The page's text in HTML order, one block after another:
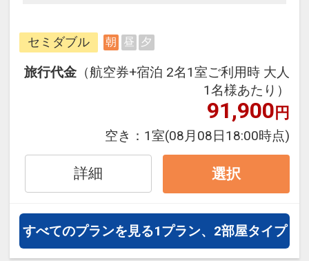
できるダイナミックパッケージだか
ら、一都市滞在はもちろん周遊旅行
にも最適！
旅行期間中の1泊だけの宿泊や延
泊・飛び泊なども自由自在です。
JALマイレージ会員の方にはフライ
トマイルが50%貯まります。
■朝食のご案内
和洋の無料バイキング朝食が魅力で
す。明太子や筑前煮といったご当地
メニュー「博多の朝食」をはじめ、
日替わりのおかず、ヨーロッパから
セミダブル 朝 昼 夕
旅行代金 （航空券+宿泊 2名1室ご利用時 大人
1名様あたり）
91,900円
空き： 1室(08月08日18:00時点)
詳細 選択
すべてのプランを見る1プラン、2部屋タイプ